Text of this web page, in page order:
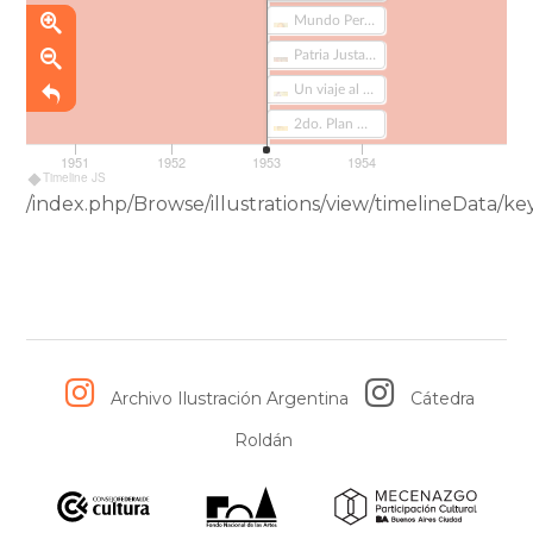
Timeline JS
1951 1952 1953 1954
/index.php/Browse/illustrations/view/timelineData/
Archivo Ilustración Argentina
Cátedra
Roldán